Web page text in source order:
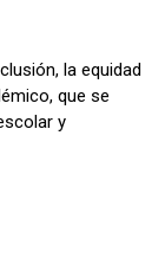
la equidad
que se
y